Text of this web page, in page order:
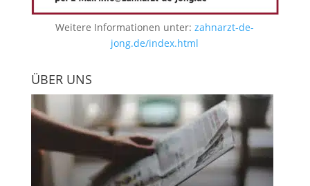
Weitere Informationen unter:zahnarzt-de-
jong.de/index.html
ÜBER UNS